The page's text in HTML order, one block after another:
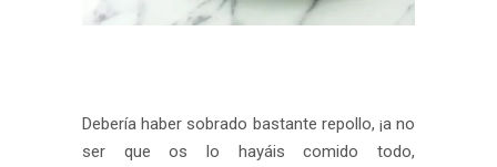
Debería haber sobrado bastante repollo, ¡a no
ser que os lo hayáis comido todo,